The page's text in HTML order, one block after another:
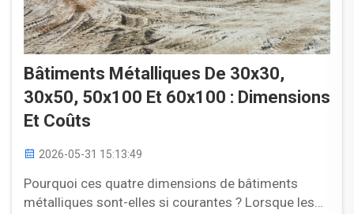
Bâtiments Métalliques De 30x30,
30x50, 50x100 Et 60x100 : Dimensions
Et Coûts
2026-05-31 15:13:49
Pourquoi ces quatre dimensions de bâtiments
métalliques sont-elles si courantes ? Lorsque les